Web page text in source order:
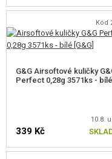
Kód
G&G Airsoftové kuličky
Perfect 0,28g 3571ks - bílé
10.8.
339 Kč